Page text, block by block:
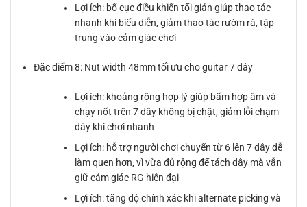
Lợi ích: bố cục điều khiển tối giản giúp thao tác
nhanh khi biểu diễn, giảm thao tác rườm rà, tập
trung vào cảm giác chơi
Đặc điểm 8: Nut width 48mm tối ưu cho guitar 7 dây
Lợi ích: khoảng rộng hợp lý giúp bấm hợp âm và
chạy nốt trên 7 dây không bị chật, giảm lỗi chạm
dây khi chơi nhanh
Lợi ích: hỗ trợ người chơi chuyển từ 6 lên 7 dây dễ
làm quen hơn, vì vừa đủ rộng để tách dây mà vẫn
giữ cảm giác RG hiện đại
Lợi ích: tăng độ chính xác khi alternate picking và